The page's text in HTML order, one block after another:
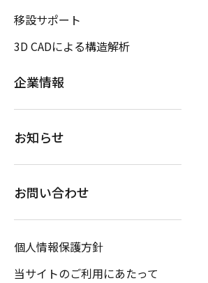
移設サポート
3D CADによる構造解析
企業情報
お知らせ
お問い合わせ
個人情報保護方針
当サイトのご利用にあたって